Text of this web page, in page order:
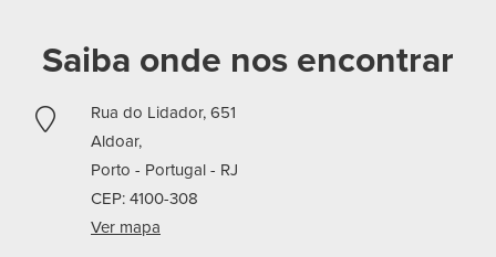
Saiba onde nos encontrar
Rua do Lidador, 651
Aldoar,
Porto - Portugal - RJ
CEP: 4100-308
Ver mapa